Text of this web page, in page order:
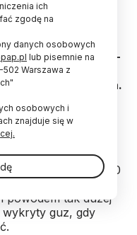
jelita grubego
z
w stolcu FIT, który
domowych –
krajowy w
Jarosław Reguła.
najczęściej
tendencją
Rejestru
się u nas 20
powodem tak dużej
guz, gdy
ich
zgodę na
danych osobowych
lub pisemnie na
502 Warszawa z
osobowych i
znajduje się w